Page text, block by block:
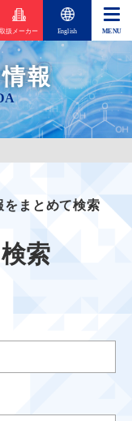
取扱メーカー English
報
をまとめて検索
索